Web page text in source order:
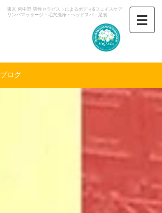
東京 東中野 男性セラピストによるボディ&フェイスケア
​リンパマッサージ・毛穴洗浄・ヘッドスパ・足裏
ブログ